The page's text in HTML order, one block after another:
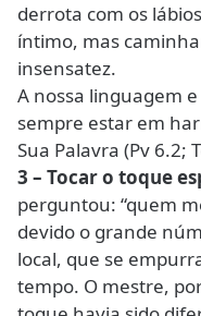
derrota com os
íntimo, mas
insensatez.
A nossa linguagem
sempre estar em
Sua Palavra (Pv 6.2;
3 – Tocar o toque
perguntou: “quem
devido o grande
local, que se
tempo. O mestre,